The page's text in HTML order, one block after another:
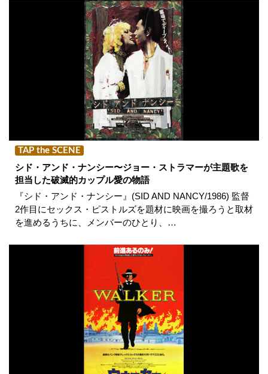
TAP the SCENE
シド・アンド・ナンシー〜ジョー・ストラマーが主題歌を
担当した破滅的カップル愛の物語
『シド・アンド・ナンシー』(SID AND NANCY/1986) 監督
2作目にセックス・ピストルズを題材に映画を撮ろうと取材
を進めるうちに、メンバーのひとり、…